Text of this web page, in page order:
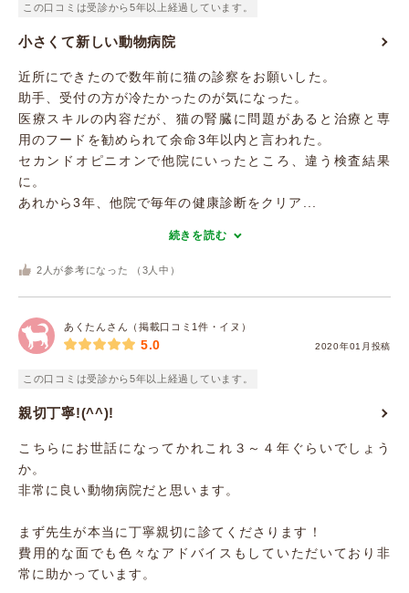
この口コミは受診から5年以上経過しています。
小さくて新しい動物病院
近所にできたので数年前に猫の診察をお願いした。
助手、受付の方が冷たかったのが気になった。
医療スキルの内容だが、猫の腎臓に問題があると治療と専
用のフードを勧められて余命3年以内と言われた。
セカンドオピニオンで他院にいったところ、違う検査結果
に。
あれから3年、他院で毎年の健康診断をクリア...
続きを読む
2 人が参考になった （ 3 人中）
あくたんさん（掲載口コミ1件・イヌ）
2020年01月投稿
5.0
この口コミは受診から5年以上経過しています。
親切丁寧!(^^)!
こちらにお世話になってかれこれ３～４年ぐらいでしょう
か。
非常に良い動物病院だと思います。
まず先生が本当に丁寧親切に診てくださります！
費用的な面でも色々なアドバイスもしていただいており非
常に助かっています。